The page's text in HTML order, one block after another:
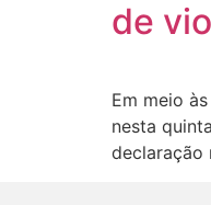
de
Em meio
nesta
declaração